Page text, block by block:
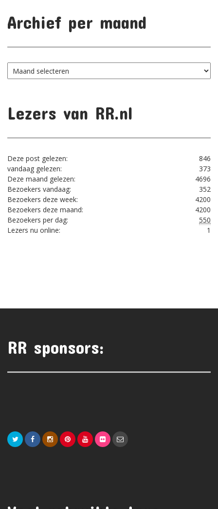
Archief per maand
Archief
per
Lezers van RR.nl
846
Deze post gelezen:
373
vandaag gelezen:
4696
Deze maand gelezen:
352
Bezoekers vandaag:
4200
Bezoekers deze week:
4200
Bezoekers deze maand:
550
Bezoekers per dag:
1
Lezers nu online:
RR sponsors: